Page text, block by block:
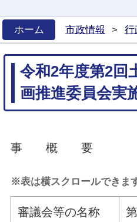
ホーム
市政情報 > 行
令和2年度第2回
画推進委員会実
事 概 要
※表は横スクロールできます
審議会等の名称